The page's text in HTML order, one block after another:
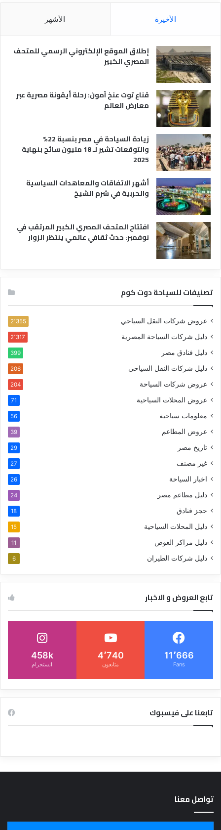
ل
ر
ي
ة
الأخيرة الأشهر
إطلاق الموقع الإلكتروني الرسمي للمتحف
المصري الكبير
قناع توت عنخ آمون: رحلة أيقونة مصرية عبر
معارض العالم
زيادة السياحة في مصر بنسبة 22%
والتوقعات تشير لـ 18 مليون سائح بنهاية
2025
أشهر الاتفاقات والمعاهدات السياسية
والحربية في شرم الشيخ
افتتاح المتحف المصري الكبير المرتقب في
نوفمبر: حدث ثقافي عالمي ينتظر الزوار
تصنيفات للسياحة دوت كوم
عروض شركات النقل السياحي 2٬355
دليل شركات السياحة المصرية 2٬317
دليل فنادق مصر 399
دليل شركات النقل السياحي 206
عروض شركات السياحة 204
عروض المحلات السياحية 71
معلومات سياحية 56
عروض المطاعم 39
تاريخ مصر 29
غير مصنف 27
اخبار السياحة 26
دليل مطاعم مصر 24
حجز فنادق 18
دليل المحلات السياحية 15
دليل مراكز الغوص 11
دليل شركات الطيران 6
تابع العروض و الاخبار
11٬666
Fans
4٬740
متابعون
458k
انستجرام
تابعنا على فيسبوك
تواصل معنا